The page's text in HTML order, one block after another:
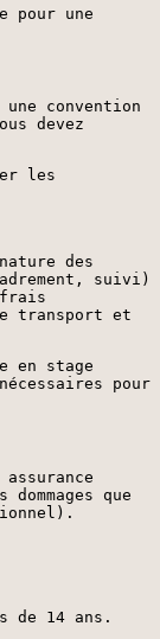
pour une
convention
devez
les
des
suivi)
frais
transport et
en stage
pour
que
de 14 ans.